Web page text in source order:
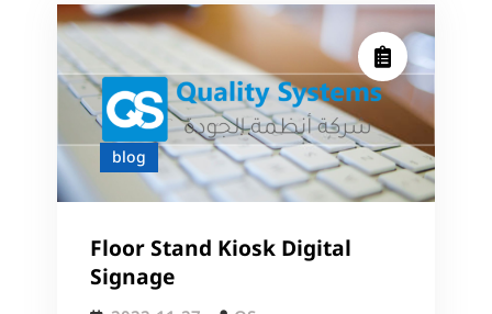
blog
Floor Stand Kiosk Digital
Signage